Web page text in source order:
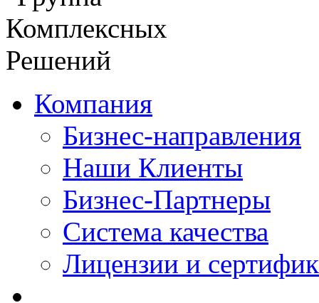
Компания
Бизнес-направления
Наши Клиенты
Бизнес-Партнеры
Система качества
Лицензии и